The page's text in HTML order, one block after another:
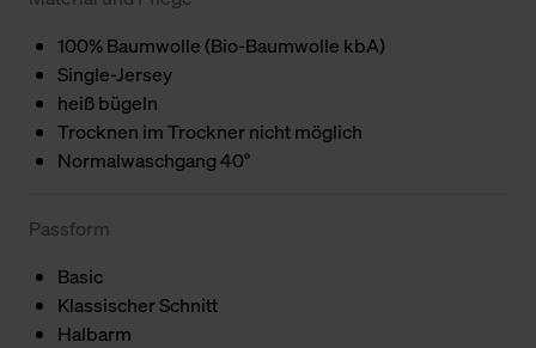
100% Baumwolle (Bio-Baumwolle kbA)
Single-Jersey
heiß bügeln
Trocknen im Trockner nicht möglich
Normalwaschgang 40°
Passform
Basic
Klassischer Schnitt
Halbarm